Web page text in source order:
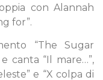
con Alannah
for”.
“The Sugar
canta “Il mare…”,
e “X colpa di